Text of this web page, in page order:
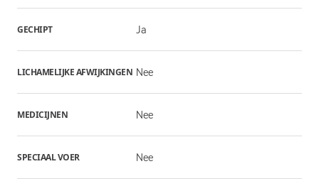
GECHIPT Ja
LICHAMELIJKE AFWIJKINGEN Nee
MEDICIJNEN Nee
SPECIAAL VOER Nee